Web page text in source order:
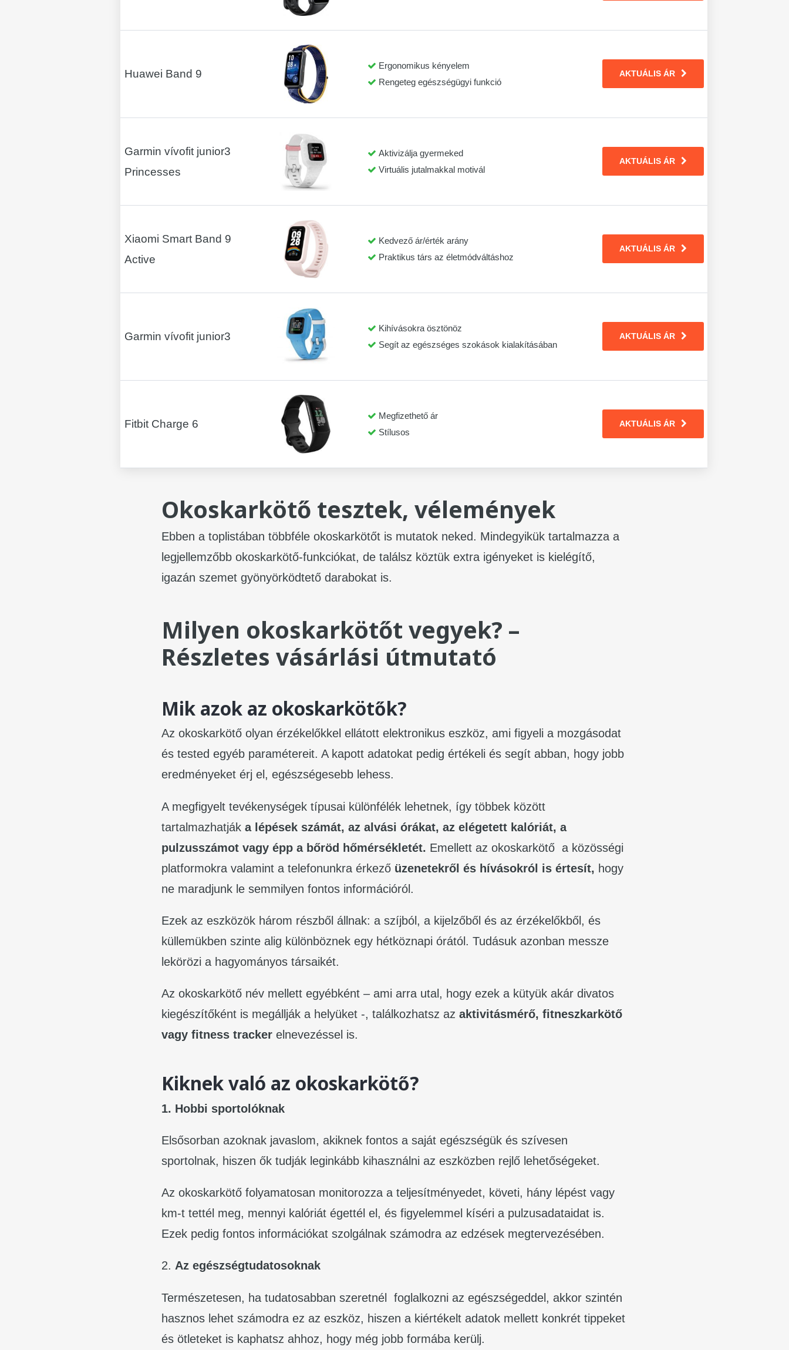
Huawei Band 9
Ergonomikus kényelem
Rengeteg egészségügyi funkció
AKTUÁLIS ÁR
Garmin vívofit junior3
Princesses
Aktivizálja gyermeked
Virtuális jutalmakkal motivál
AKTUÁLIS ÁR
Xiaomi Smart Band 9
Active
Kedvező ár/érték arány
Praktikus társ az életmódváltáshoz
AKTUÁLIS ÁR
Garmin vívofit junior3
Kihívásokra ösztönöz
Segít az egészséges szokások kialakításában
AKTUÁLIS ÁR
Fitbit Charge 6
Megfizethető ár
Stílusos
AKTUÁLIS ÁR
Okoskarkötő tesztek, vélemények
Ebben a toplistában többféle okoskarkötőt is mutatok neked. Mindegyikük tartalmazza a
legjellemzőbb okoskarkötő-funkciókat, de találsz köztük extra igényeket is kielégítő,
igazán szemet gyönyörködtető darabokat is.
Milyen okoskarkötőt vegyek? –
Részletes vásárlási útmutató
Mik azok az okoskarkötők?
Az okoskarkötő olyan érzékelőkkel ellátott elektronikus eszköz, ami figyeli a mozgásodat
és tested egyéb paramétereit. A kapott adatokat pedig értékeli és segít abban, hogy jobb
eredményeket érj el, egészségesebb lehess.
A megfigyelt tevékenységek típusai különfélék lehetnek, így többek között
tartalmazhatjáka lépések számát, az alvási órákat, az elégetett kalóriát, a
pulzusszámot vagy épp a bőröd hőmérsékletét. Emellett az okoskarkötő a közösségi
platformokra valamint a telefonunkra érkező üzenetekről és hívásokról is értesít, hogy
ne maradjunk le semmilyen fontos információról.
Ezek az eszközök három részből állnak: a szíjból, a kijelzőből és az érzékelőkből, és
küllemükben szinte alig különböznek egy hétköznapi órától. Tudásuk azonban messze
lekörözi a hagyományos társaikét.
Az okoskarkötő név mellett egyébként – ami arra utal, hogy ezek a kütyük akár divatos
kiegészítőként is megállják a helyüket -, találkozhatsz azaktivitásmérő, fitneszkarkötő
vagy fitness tracker elnevezéssel is.
Kiknek való az okoskarkötő?
1. Hobbi sportolóknak
Elsősorban azoknak javaslom, akiknek fontos a saját egészségük és szívesen
sportolnak, hiszen ők tudják leginkább kihasználni az eszközben rejlő lehetőségeket.
Az okoskarkötő folyamatosan monitorozza a teljesítményedet, követi, hány lépést vagy
km-t tettél meg, mennyi kalóriát égettél el, és figyelemmel kíséri a pulzusadataidat is.
Ezek pedig fontos információkat szolgálnak számodra az edzések megtervezésében.
2.Az egészségtudatosoknak
Természetesen, ha tudatosabban szeretnél foglalkozni az egészségeddel, akkor szintén
hasznos lehet számodra ez az eszköz, hiszen a kiértékelt adatok mellett konkrét tippeket
és ötleteket is kaphatsz ahhoz, hogy még jobb formába kerülj.